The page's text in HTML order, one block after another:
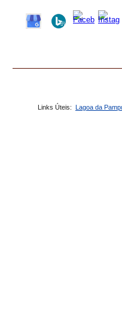
Links Úteis: Lagoa da